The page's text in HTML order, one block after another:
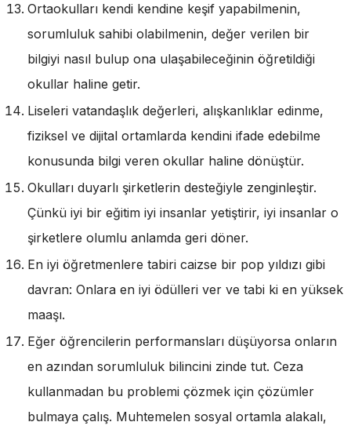
Ortaokulları kendi kendine keşif yapabilmenin,
sorumluluk sahibi olabilmenin, değer verilen bir
bilgiyi nasıl bulup ona ulaşabileceğinin öğretildiği
okullar haline getir.
Liseleri vatandaşlık değerleri, alışkanlıklar edinme,
fiziksel ve dijital ortamlarda kendini ifade edebilme
konusunda bilgi veren okullar haline dönüştür.
Okulları duyarlı şirketlerin desteğiyle zenginleştir.
Çünkü iyi bir eğitim iyi insanlar yetiştirir, iyi insanlar o
şirketlere olumlu anlamda geri döner.
En iyi öğretmenlere tabiri caizse bir pop yıldızı gibi
davran: Onlara en iyi ödülleri ver ve tabi ki en yüksek
maaşı.
Eğer öğrencilerin performansları düşüyorsa onların
en azından sorumluluk bilincini zinde tut. Ceza
kullanmadan bu problemi çözmek için çözümler
bulmaya çalış. Muhtemelen sosyal ortamla alakalı,